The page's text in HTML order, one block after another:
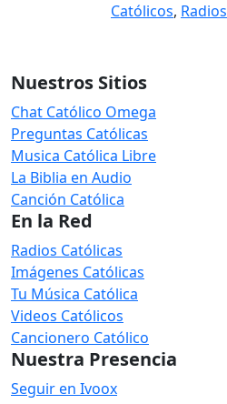
Católicos,
Nuestros Sitios
Chat Católico Omega
Preguntas Católicas
Musica Católica Libre
La Biblia en Audio
Canción Católica
En la Red
Radios Católicas
Imágenes Católicas
Tu Música Católica
Videos Católicos
Cancionero Católico
Nuestra Presencia
Seguir en Ivoox